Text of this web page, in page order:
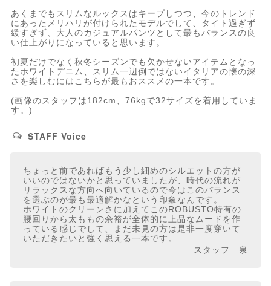
あくまでもスリムなルックスはキープしつつ、今のトレンド
にあったメリハリが付けられたモデルでして、タイト過ぎず
緩すぎず、大人のカジュアルパンツとして最もバランスの良
い仕上がりになっていると思います。
初夏だけでなく秋冬シーズンでも欠かせないアイテムとなっ
たホワイトデニム、スリム一辺倒ではないイタリアの懐の深
さを楽しむにはこちらが最もおススメの一本です。
(画像のスタッフは182cm、76kgで32サイズを着用していま
す。)
STAFF Voice
ちょっと前であればもう少し細めのシルエットの方が
いいのではないかと思っていましたが、時代の流れが
リラックスな方向へ向いているので今はこのバランス
を選ぶのが最も最適解かなという印象なんです。
ホワイトのクリーンさに加えてこのROBUSTO特有の
腰回りから太ももの余裕が全体的に上品なムードを作
っている感じでして、まだ未見の方は是非一度穿いて
いただきたいと強く思える一本です。
スタッフ 泉